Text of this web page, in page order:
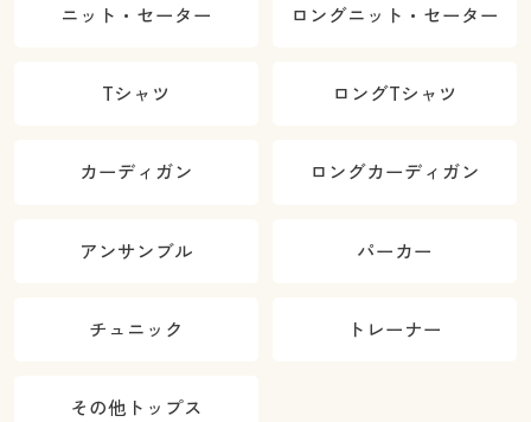
ニット・セーター ロングニット・セーター
Tシャツ ロングTシャツ
カーディガン ロングカーディガン
アンサンブル パーカー
チュニック トレーナー
その他トップス